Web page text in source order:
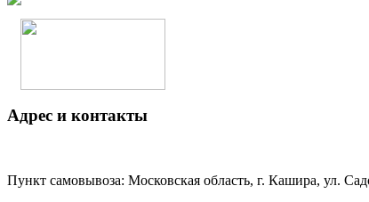
Адрес и контакты
Пункт самовывоза: Московская область, г. Кашира, ул.